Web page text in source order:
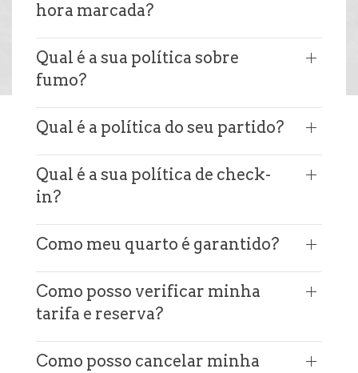
hora marcada?
Qual é a sua política sobre
fumo?
Qual é a política do seu partido?
Qual é a sua política de check-
in?
Como meu quarto é garantido?
Como posso verificar minha
tarifa e reserva?
Como posso cancelar minha